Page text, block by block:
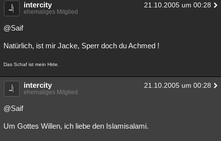
intercity 21.10.2005 um 00:28
ehemaliges Mitglied
@Saif
Natürlich, ist mir Jacke, Sperr doch du Achmed !
Das Schaf ist mein Hirte.
intercity 21.10.2005 um 00:28
ehemaliges Mitglied
@Saif
Um Gottes Willen, ich liebe den Islamisalami.